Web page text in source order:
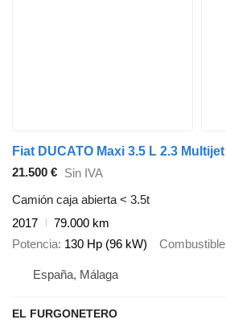
Fiat DUCATO Maxi 3.5 L 2.3 Multijet
21.500 € Sin IVA
Camión caja abierta < 3.5t
2017
79.000 km
Potencia 130 Hp (96 kW) Combustible
España, Málaga
EL FURGONETERO